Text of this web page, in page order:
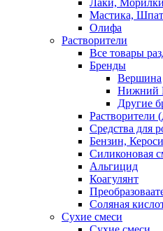
Мастика,
Олифа
Растворители
Все товары
Бренды
Вершина
Нижний
Другие
Растворители
Средства для
Бензин,
Силиконовая
Альгицид
Коагулянт
Соляная
Сухие смеси